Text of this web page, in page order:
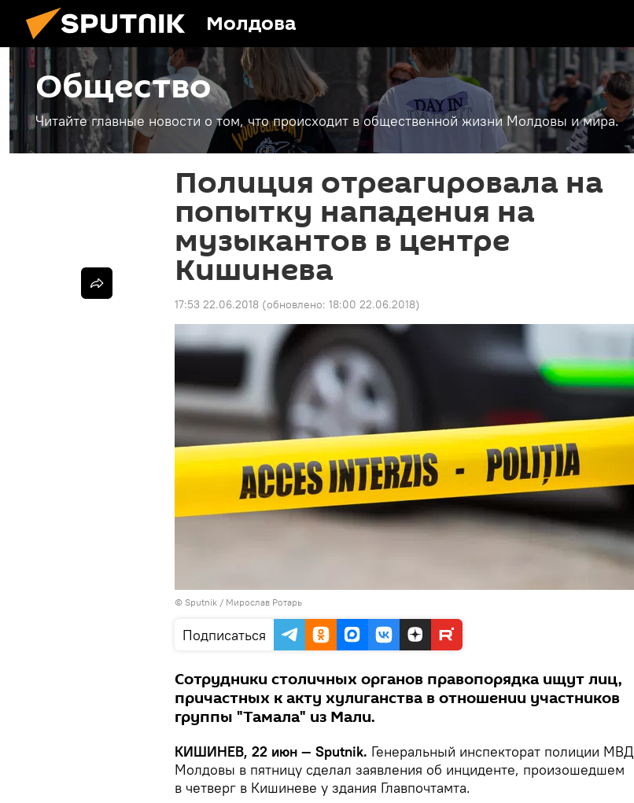
Молдова
Общество
Читайте главные новости о том, что происходит в общественной жизни Молдовы и мира.
Полиция отреагировала на
попытку нападения на
музыкантов в центре
Кишинева
17:53 22.06.2018 (обновлено: 18:00 22.06.2018)
© Sputnik / Мирослав Ротарь
Подписаться
Сотрудники столичных органов правопорядка ищут лиц,
причастных к акту хулиганства в отношении участников
группы "Тамала" из Мали.
КИШИНЕВ, 22 июн — Sputnik. Генеральный инспекторат полиции МВД
Молдовы в пятницу сделал заявления об инциденте, произошедшем
в четверг в Кишиневе у здания Главпочтамта.